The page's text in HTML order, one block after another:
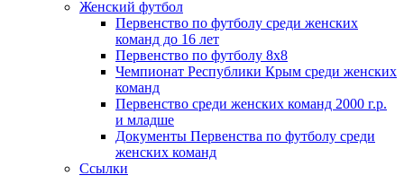
Женский футбол
Первенство по футболу среди женских
команд до 16 лет
Первенство по футболу 8х8
Чемпионат Республики Крым среди женских
команд
Первенство среди женских команд 2000 г.р.
и младше
Документы Первенства по футболу среди
женских команд
Ссылки